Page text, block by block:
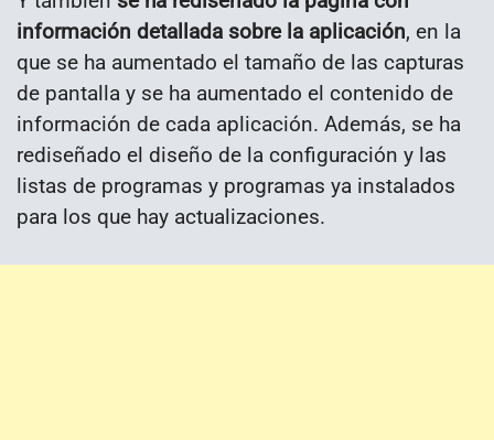
información detallada sobre la aplicación, en la
que se ha aumentado el tamaño de las capturas
de pantalla y se ha aumentado el contenido de
información de cada aplicación. Además, se ha
rediseñado el diseño de la configuración y las
listas de programas y programas ya instalados
para los que hay actualizaciones.